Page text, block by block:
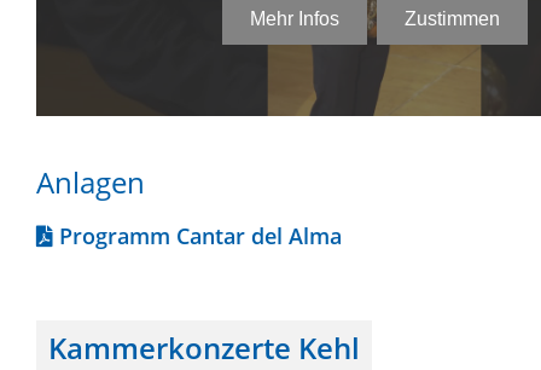
Anlagen
Programm Cantar del Alma
Kammerkonzerte Kehl